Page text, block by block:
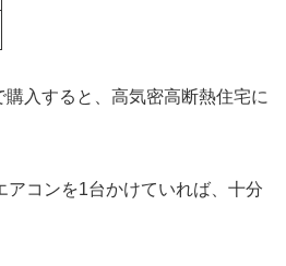
購入すると、高気密高断熱住宅に
アコンを1台かけていれば、十分